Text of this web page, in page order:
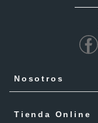
Nosotros
Tienda Online